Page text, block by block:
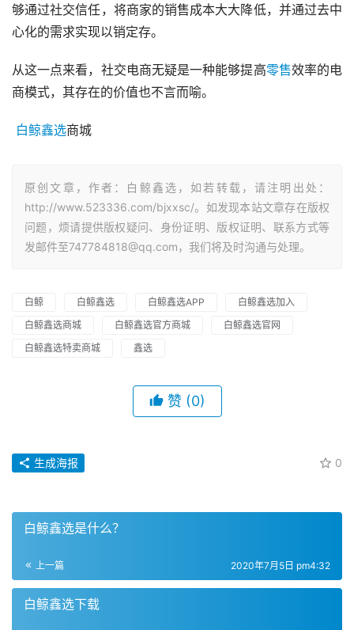
够通过社交信任，将商家的销售成本大大降低，并通过去中
心化的需求实现以销定存。
从这一点来看，社交电商无疑是一种能够提高零售效率的电
商模式，其存在的价值也不言而喻。
白鲸鑫选商城
原创文章，作者：白鲸鑫选，如若转载，请注明出处：
http://www.523336.com/bjxxsc/。如发现本站文章存在版权
问题，烦请提供版权疑问、身份证明、版权证明、联系方式等
发邮件至747784818@qq.com，我们将及时沟通与处理。
白鲸 白鲸鑫选 白鲸鑫选APP
白鲸鑫选加入
白鲸鑫选商城
白鲸鑫选官方商城
白鲸鑫选官网
白鲸鑫选特卖商城
鑫选
赞 (0)
0
生成海报
白鲸鑫选是什么？
上一篇 2020年7月5日 pm4:32
白鲸鑫选下载